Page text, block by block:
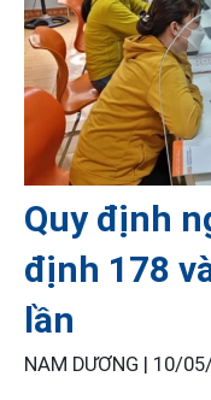
Quy định
định 178
lần
NAM DƯƠNG | 10/